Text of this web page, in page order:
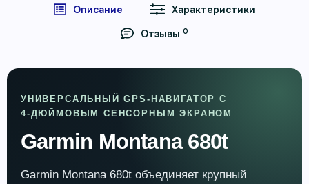
Описание
Характеристики
Отзывы 0
УНИВЕРСАЛЬНЫЙ GPS‑НАВИГАТОР С
4‑ДЮЙМОВЫМ СЕНСОРНЫМ ЭКРАНОМ
Garmin Montana 680t
Garmin Montana 680t объединяет крупный